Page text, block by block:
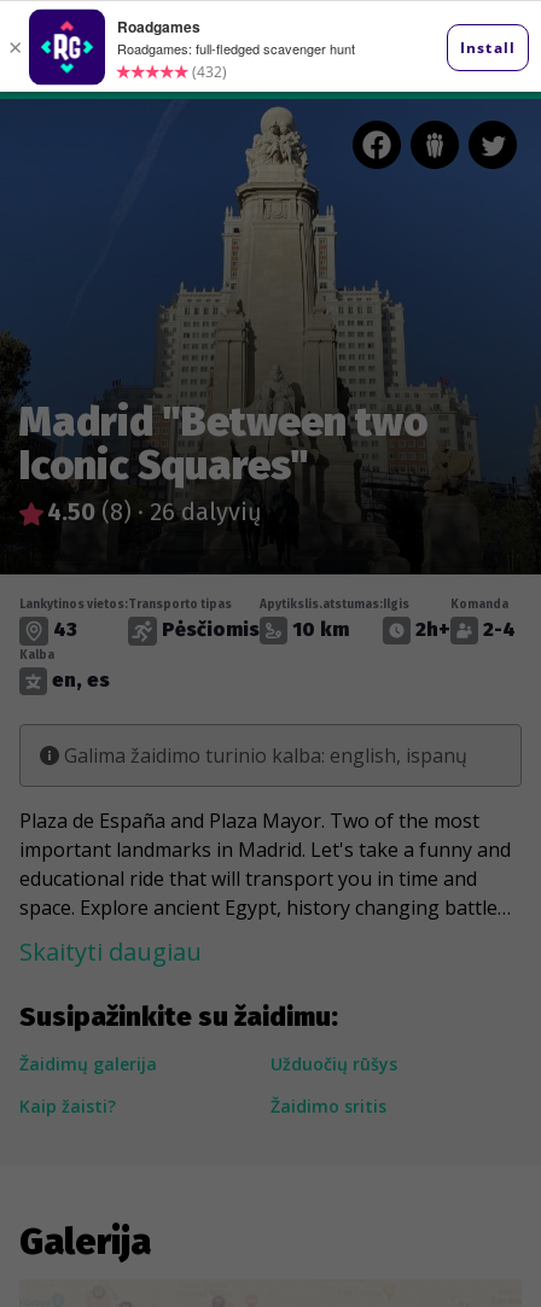
Madrid "Between two
Iconic Squares"
4.50 (8) · 26 dalyvių
Susipažinkite su žaidimu:
Žaidimų galerija
Užduočių rūšys
Kaip žaisti?
Žaidimo sritis
Lankytinos vietos:
43
Transporto tipas
Pėsčiomis
Apytikslis.atstumas:
10 km
Ilgis
2h+
Komanda
2-4
Kalba
en, es
Galima žaidimo turinio kalba: english, ispanų
Plaza de España and Plaza Mayor. Two of the most
important landmarks in Madrid. Let's take a funny and
educational ride that will transport you in time and
space. Explore ancient Egypt, history changing battles,
royalty and a lot of things while you ride the best way
to connect the two squares.
Charge your phone and powerbank, use sunscreen
and be ready to explore.
Skaityti daugiau
Galerija